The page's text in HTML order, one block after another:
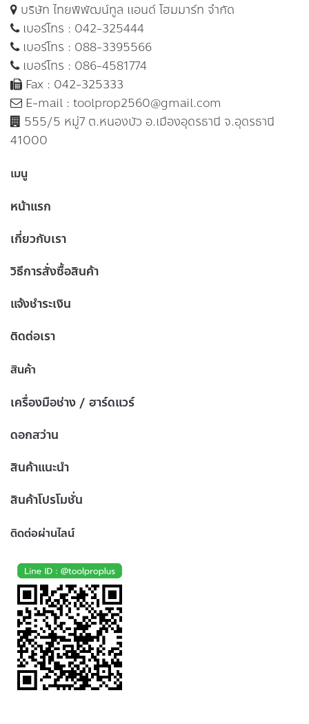
บริษัท ไทยพิพัฒน์ทูล แอนด์ โฮมมาร์ท จำกัด
เบอร์โทร : 042-325444
เบอร์โทร : 088-3395566
เบอร์โทร : 086-4581774
Fax : 042-325333
E-mail : toolprop2560@gmail.com
555/5 หมู่7 ต.หนองบัว อ.เมืองอุดรธานี จ.อุดรธานี
41000
เมนู
หน้าแรก
เกี่ยวกับเรา
วิธีการสั่งซื้อสินค้า
แจ้งชำระเงิน
ติดต่อเรา
สินค้า
เครื่องมือช่าง / ฮาร์ดแวร์
ดอกสว่าน
สินค้าแนะนำ
สินค้าโปรโมชั่น
ติดต่อผ่านไลน์